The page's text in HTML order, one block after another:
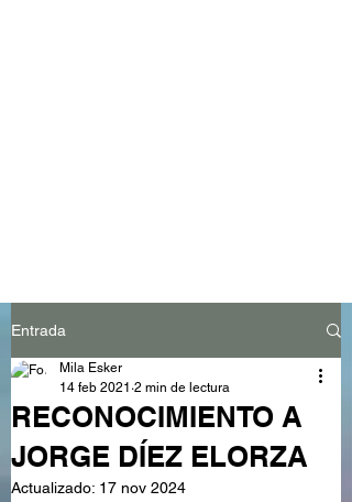
Entrada
RECONOCIMIENTO A
JORGE DÍEZ ELORZA
Mila Esker
14 feb 2021 2 min de lectura
Actualizado: 17 nov 2024